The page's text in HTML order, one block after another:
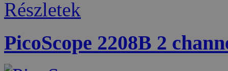
Részletek
PicoScope 2208B 2